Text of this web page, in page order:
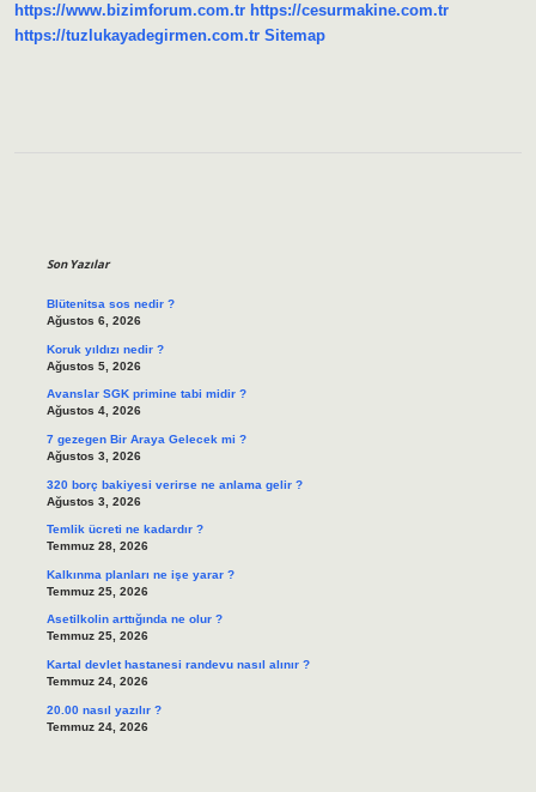
https://www.bizimforum.com.tr https://cesurmakine.com.tr
https://tuzlukayadegirmen.com.tr Sitemap
Son Yazılar
Blütenitsa sos nedir ?
Ağustos 6, 2026
Koruk yıldızı nedir ?
Ağustos 5, 2026
Avanslar SGK primine tabi midir ?
Ağustos 4, 2026
7 gezegen Bir Araya Gelecek mi ?
Ağustos 3, 2026
320 borç bakiyesi verirse ne anlama gelir ?
Ağustos 3, 2026
Temlik ücreti ne kadardır ?
Temmuz 28, 2026
Kalkınma planları ne işe yarar ?
Temmuz 25, 2026
Asetilkolin arttığında ne olur ?
Temmuz 25, 2026
Kartal devlet hastanesi randevu nasıl alınır ?
Temmuz 24, 2026
20.00 nasıl yazılır ?
Temmuz 24, 2026